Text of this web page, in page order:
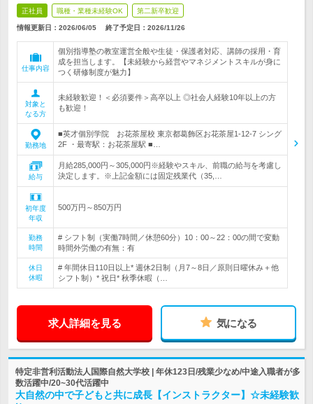
正社員 職種・業種未経験OK 第二新卒歓迎
情報更新日：2026/06/05 終了予定日： 2026/11/26
仕事内容
個別指導塾の教室運営全般や生徒・保護者対応、講師の採用・育
成を担当します。【未経験から経営やマネジメントスキルが身に
つく研修制度が魅力】
対象と
なる方
未経験歓迎！＜必須要件＞高卒以上 ◎社会人経験10年以上の方
も歓迎！
勤務地
■英才個別学院 お花茶屋校 東京都葛飾区お花茶屋1-12-7 シング
2F ・最寄駅：お花茶屋駅 ■…
給与
月給285,000円～305,000円※経験やスキル、前職の給与を考慮し
決定します。※上記金額には固定残業代（35,…
初年度
年収
500万円～850万円
勤務
時間
# シフト制（実働7時間／休憩60分）10：00～22：00の間で変動
時間外労働の有無：有
休日
休暇
# 年間休日110日以上* 週休2日制（月7～8日／原則日曜休み＋他
シフト制）* 祝日* 秋季休暇（…
求人詳細を見る 気になる
特定非営利活動法人国際自然大学校 | 年休123日/残業少なめ/中途入職者が多
数活躍中/20~30代活躍中
大自然の中で子どもと共に成長【インストラクター】☆未経験歓